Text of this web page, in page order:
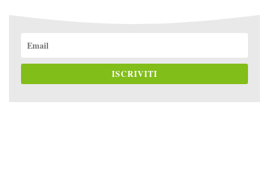
ISCRIVITI